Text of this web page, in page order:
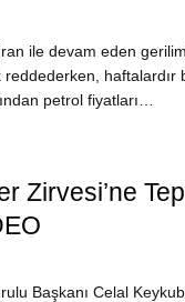
ile devam eden
haftalardır
petrol fiyatları…
Zirvesi’ne
Başkanı Celal